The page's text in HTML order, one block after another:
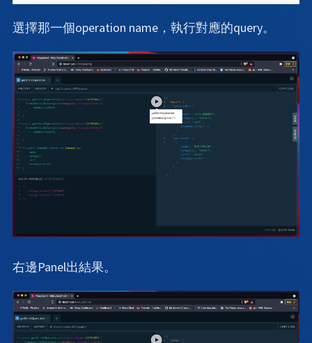
選擇那一個operation name，執行對應的query。
右邊Panel出結果。